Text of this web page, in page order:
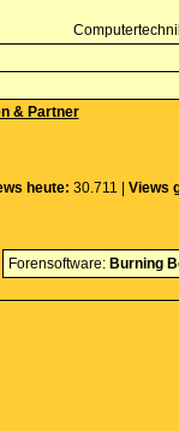
& Partner
heute: 30.711 | Views
Forensoftware: Burning